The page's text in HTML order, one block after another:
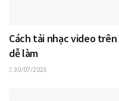
Cách tải nhạc video trên
dễ làm
30/07/2025